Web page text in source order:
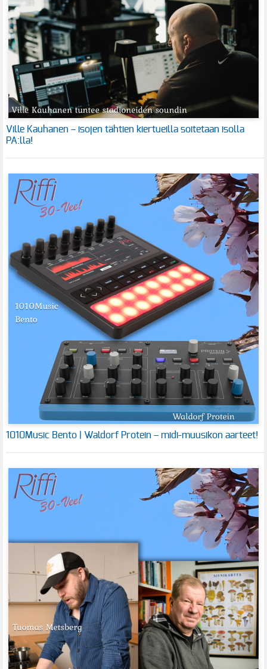
Ville Kauhanen – isojen tähtien kiertueilla soitetaan isolla
PA:lla!
1010Music Bento | Waldorf Protein – midi-muusikon aarteet!